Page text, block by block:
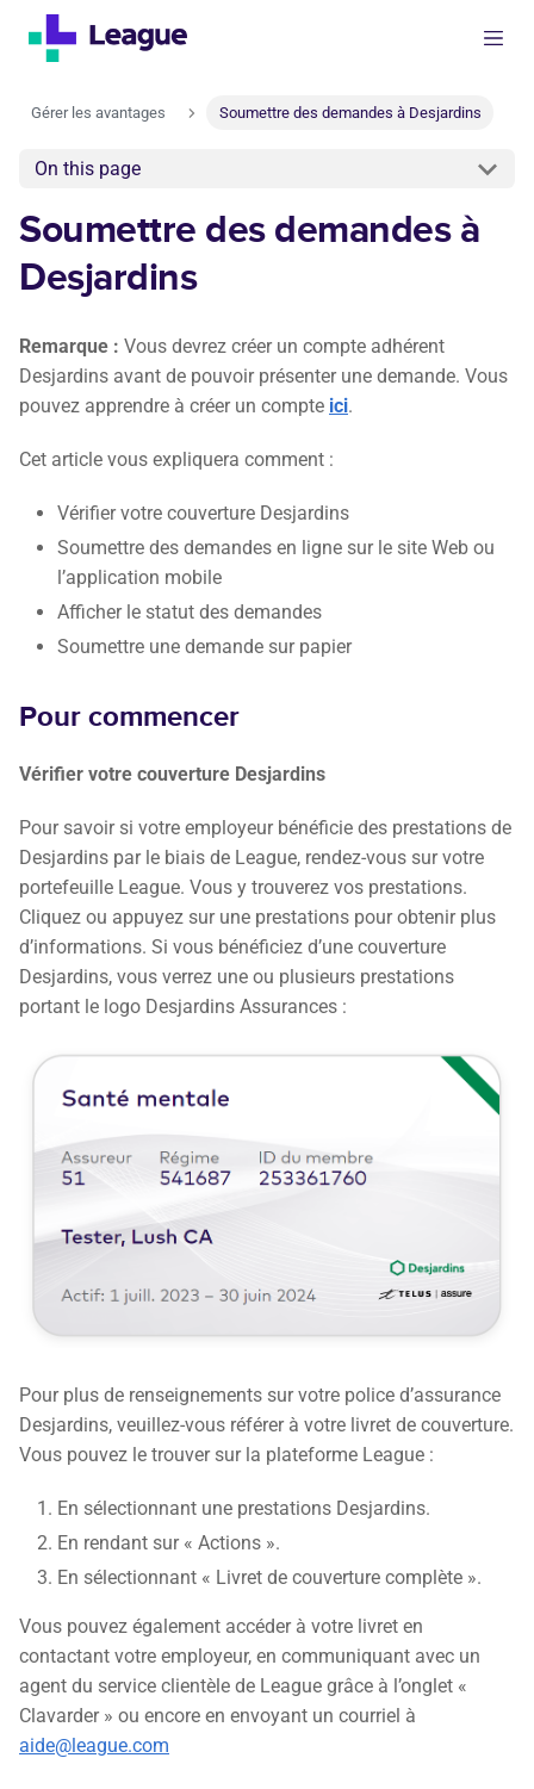
Gérer les avantages Soumettre des demandes à Desjardins
On this page
Soumettre des demandes à
Desjardins
Remarque : Vous devrez créer un compte adhérent
Desjardins avant de pouvoir présenter une demande. Vous
pouvez apprendre à créer un compte ici.
Cet article vous expliquera comment :
Vérifier votre couverture Desjardins
Soumettre des demandes en ligne sur le site Web ou
l’application mobile
Afficher le statut des demandes
Soumettre une demande sur papier
Pour commencer
Vérifier votre couverture Desjardins
Pour savoir si votre employeur bénéficie des prestations de
Desjardins par le biais de League, rendez-vous sur votre
portefeuille League. Vous y trouverez vos prestations.
Cliquez ou appuyez sur une prestations pour obtenir plus
d’informations. Si vous bénéficiez d’une couverture
Desjardins, vous verrez une ou plusieurs prestations
portant le logo Desjardins Assurances :
Pour plus de renseignements sur votre police d’assurance
Desjardins, veuillez-vous référer à votre livret de couverture.
Vous pouvez le trouver sur la plateforme League :
En sélectionnant une prestations Desjardins.
En rendant sur « Actions ».
En sélectionnant « Livret de couverture complète ».
Vous pouvez également accéder à votre livret en
contactant votre employeur, en communiquant avec un
agent du service clientèle de League grâce à l’onglet «
Clavarder » ou encore en envoyant un courriel à
aide@league.com